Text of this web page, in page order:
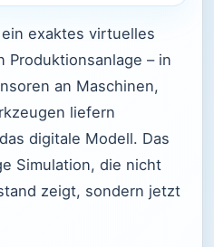
exaktes virtuelles
Produktionsanlage – in
an Maschinen,
liefern
digitale Modell. Das
Simulation, die nicht
zeigt, sondern jetzt